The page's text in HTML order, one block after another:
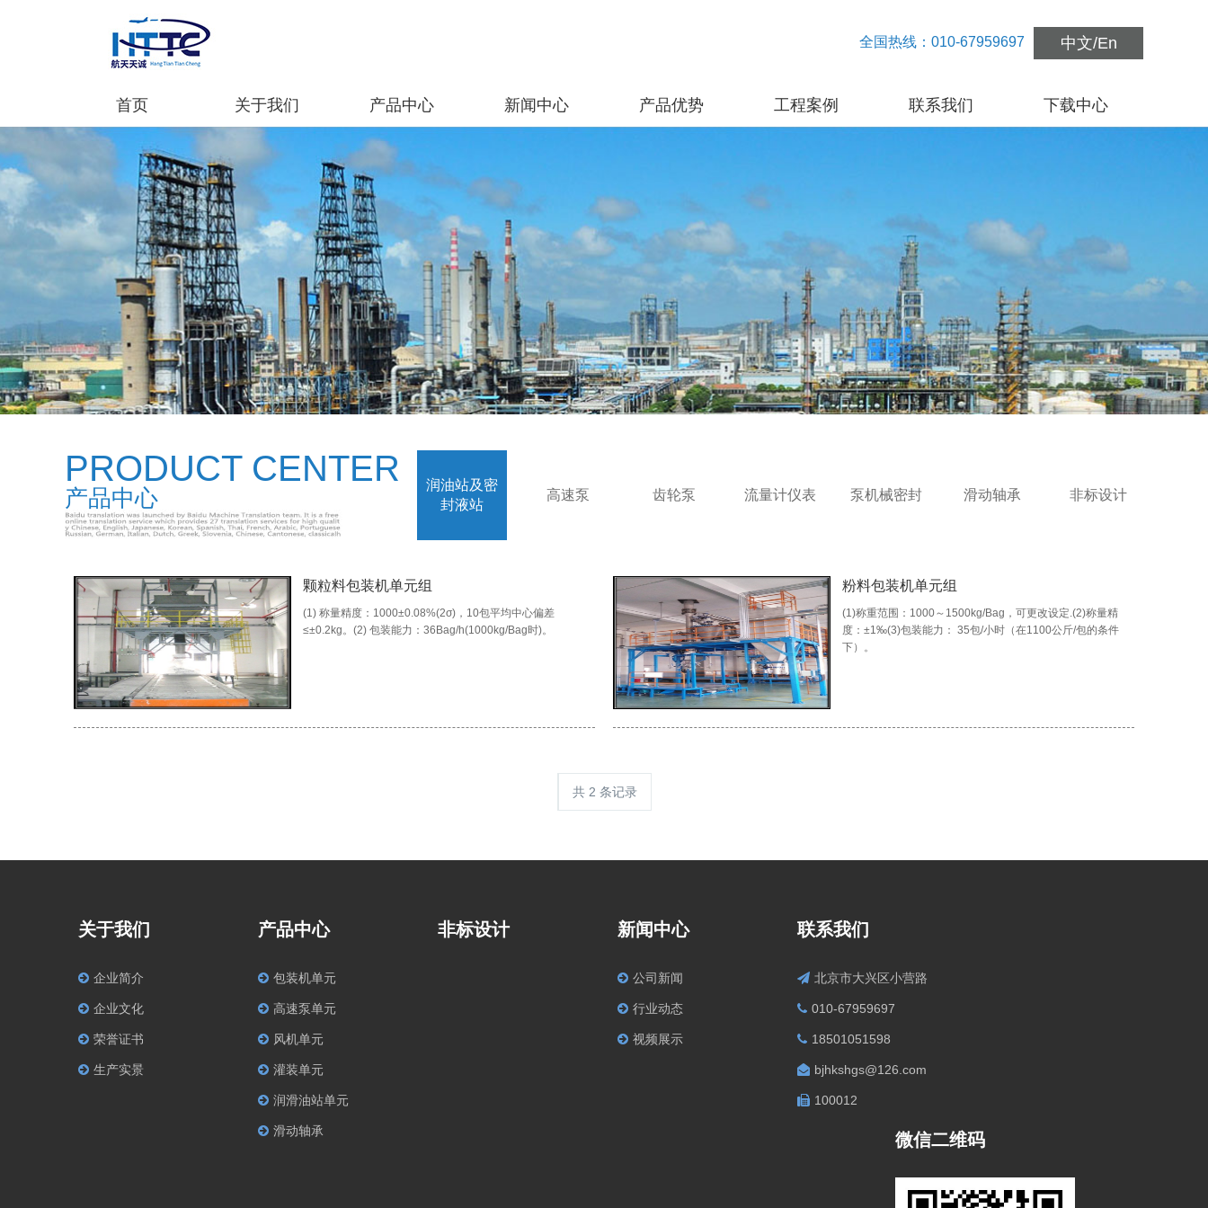
中文/En
全国热线：010-67959697
首页 关于我们 产品中心 新闻中心 产品优势 工程案例 联系我们 下载中心
PRODUCT CENTER
产品中心
润油站及密
封液站
高速泵 齿轮泵 流量计仪表 泵机械密封 滑动轴承 非标设计
颗粒料包装机单元组
(1) 称量精度：1000±0.08%(2σ)，10包平均中心偏差
≤±0.2kg。(2) 包装能力：36Bag/h(1000kg/Bag时)。
粉料包装机单元组
(1)称重范围：1000～1500kg/Bag，可更改设定.(2)称量精
度：±1‰(3)包装能力： 35包/小时（在1100公斤/包的条件
下）。
共 2 条记录
关于我们
企业简介
企业文化
荣誉证书
生产实景
产品中心
包装机单元
高速泵单元
风机单元
灌装单元
润滑油站单元
滑动轴承
非标设计 新闻中心
公司新闻
行业动态
视频展示
联系我们
北京市大兴区小营路
010-67959697
18501051598
bjhkshgs@126.com
100012
微信二维码